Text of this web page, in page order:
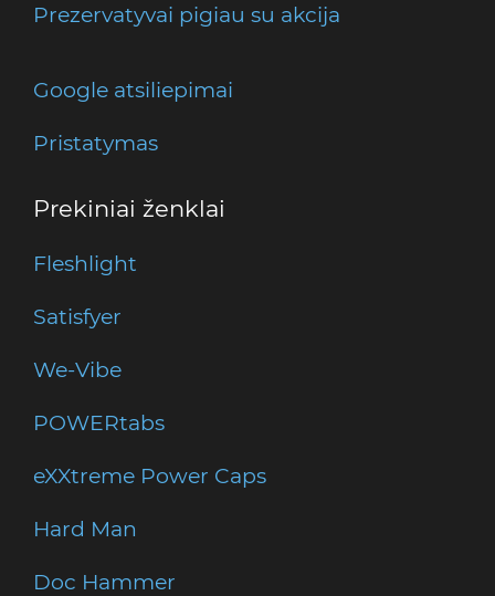
Prezervatyvai pigiau su akcija
Google atsiliepimai
Pristatymas
Prekiniai ženklai
Fleshlight
Satisfyer
We-Vibe
POWERtabs
eXXtreme Power Caps
Hard Man
Doc Hammer